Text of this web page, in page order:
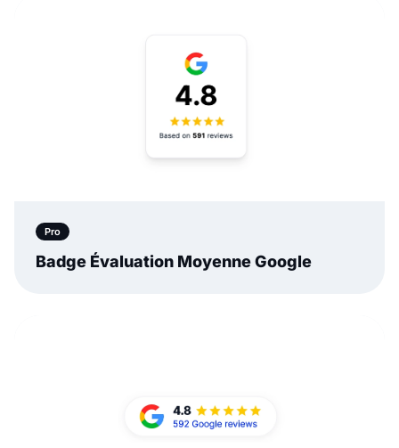
Pro
Badge Évaluation Moyenne Google